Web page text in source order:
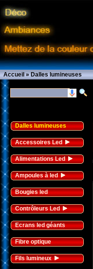
Accueil»Dalles lumineuses
Dalles lumineuses
Accessoires Led
Alimentations Led
Ampoules à led
Bougies led
Contrôleurs Led
Ecrans led géants
Fibre optique
Fils lumineux